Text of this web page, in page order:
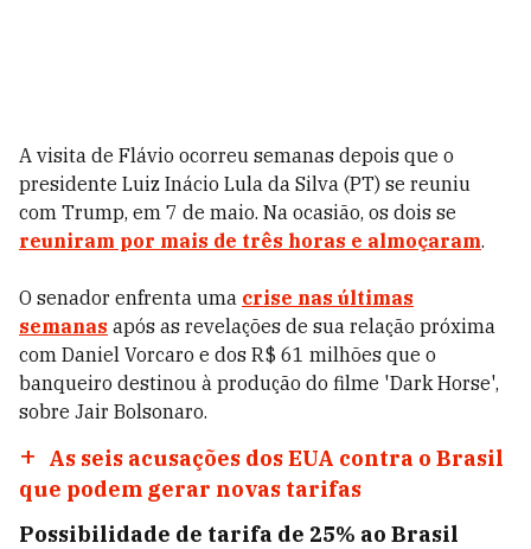
A visita de Flávio ocorreu semanas depois que o
presidente Luiz Inácio Lula da Silva (PT) se reuniu
com Trump, em 7 de maio. Na ocasião, os dois se
reuniram por mais de três horas e almoçaram.
O senador enfrenta uma crise nas últimas
semanas após as revelações de sua relação próxima
com Daniel Vorcaro e dos R$ 61 milhões que o
banqueiro destinou à produção do filme 'Dark Horse',
sobre Jair Bolsonaro.
As seis acusações dos EUA contra o Brasil
que podem gerar novas tarifas
Possibilidade de tarifa de 25% ao Brasil